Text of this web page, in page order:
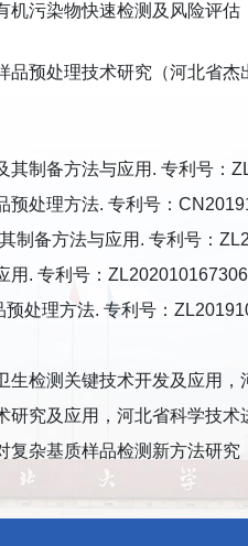
机污染物快速检测及风险评
品预处理技术研究（河北省
其制备方法与应用. 专利号：
预处理方法. 专利号：
制备方法与应用. 专利号：
用. 专利号：
处理方法. 专利号：
检测关键技术开发及应用
究及应用，河北省科学技术
杂基质样品检测新方法研